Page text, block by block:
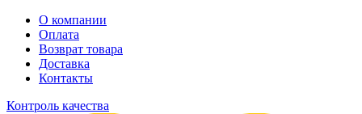
О компании
Оплата
Возврат товара
Доставка
Контакты
Контроль качества